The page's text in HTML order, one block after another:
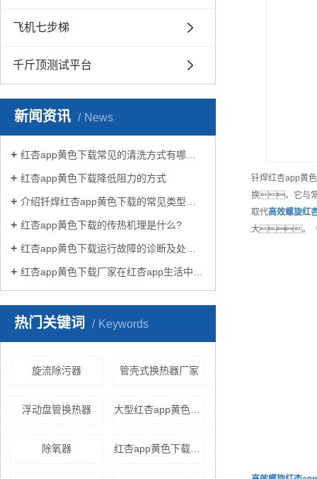
飞机七步梯
千斤顶测试平台
新闻资讯 News
红杏app黄色下载常见的清洗方式有哪些？
红杏app黄色下载降低阻力的方式
介绍钎焊红杏app黄色下载的常见类型有哪些
红杏app黄色下载的传热机理是什么?
红杏app黄色下载运行故障的诊断及处理方法
红杏app黄色下载厂家在红杏app生活中有哪些作用？
热门关键词 Keywords
旋流除污器 管壳式换热器厂家
浮动盘管换热器
除氧器 红杏app黄色下载厂家
钎焊红杏app黄
换。它与
取代高效螺旋红
大。（1